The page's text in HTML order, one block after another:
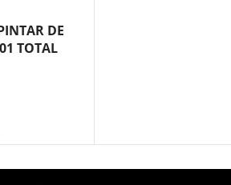
DE
TOTAL